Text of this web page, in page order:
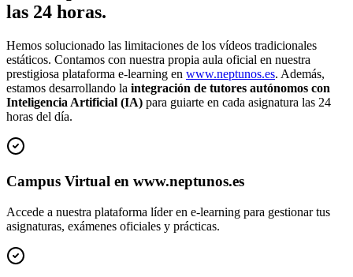
las 24 horas.
Hemos solucionado las limitaciones de los vídeos tradicionales
estáticos. Contamos con nuestra propia aula oficial en nuestra
prestigiosa plataforma e-learning en www.neptunos.es. Además,
estamos desarrollando la integración de tutores autónomos con
Inteligencia Artificial (IA) para guiarte en cada asignatura las 24
horas del día.
Campus Virtual en www.neptunos.es
Accede a nuestra plataforma líder en e-learning para gestionar tus
asignaturas, exámenes oficiales y prácticas.